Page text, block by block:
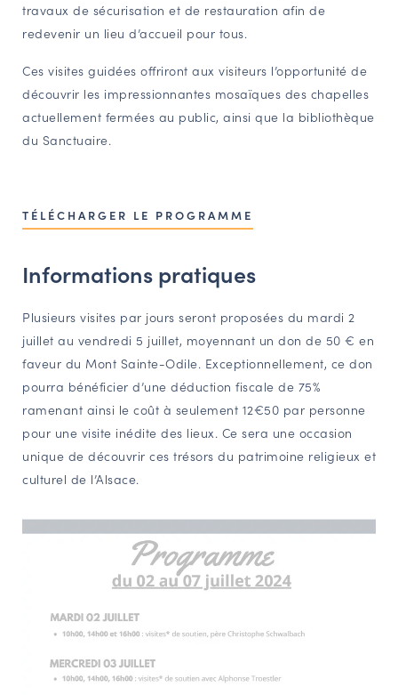
Service Inventaire et Patrimoines de la Région Grand Est
Amateurs d’histoire et de patrimoine
Responsables de structures
travaux de sécurisation et de restauration afin de
redevenir un lieu d’accueil pour tous.
Ces visites guidées offriront aux visiteurs l’opportunité de
découvrir les impressionnantes mosaïques des chapelles
actuellement fermées au public, ainsi que la bibliothèque
du Sanctuaire.
TÉLÉCHARGER LE PROGRAMME
Informations pratiques
Plusieurs visites par jours seront proposées du mardi 2
juillet au vendredi 5 juillet, moyennant un don de 50 € en
faveur du Mont Sainte-Odile. Exceptionnellement, ce don
pourra bénéficier d’une déduction fiscale de 75%
ramenant ainsi le coût à seulement 12€50 par personne
pour une visite inédite des lieux. Ce sera une occasion
unique de découvrir ces trésors du patrimoine religieux et
culturel de l’Alsace.